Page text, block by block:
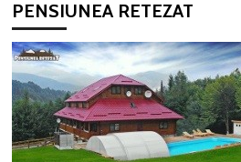
PENSIUNEA RETEZAT